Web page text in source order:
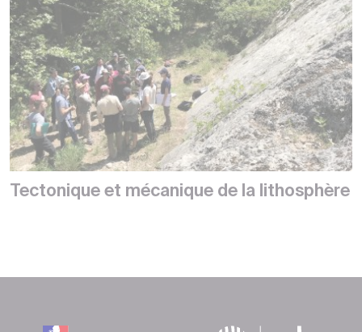
Tectonique et mécanique de la lithosphère